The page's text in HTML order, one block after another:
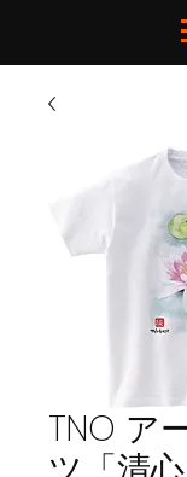
TNO ア